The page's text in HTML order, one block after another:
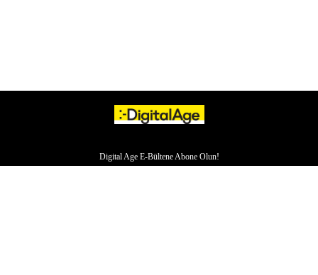
Digital Age E-Bültene Abone Olun!